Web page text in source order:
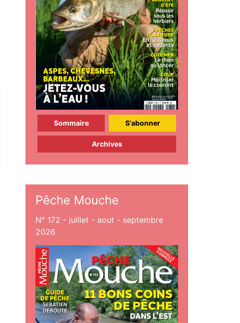
Sommaire S'abonner
Archives
Pêche Mouche
N° 172 - juillet - aout - septembre
2026